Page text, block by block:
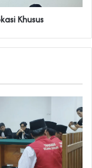
Khusus